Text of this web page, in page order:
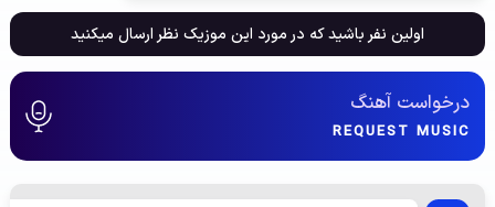
اولین نفر باشید که در مورد این موزیک نظر ارسال میکنید
درخواست آهنگ
REQUEST MUSIC